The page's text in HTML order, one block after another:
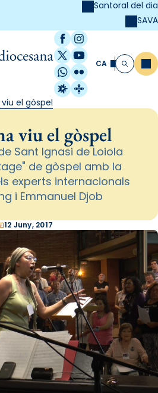
Santoral del dia
SAVA
Facebook
Instagram
X / Twitter
YouTube
WhatsApp
Flickr
Radio Estel
Catalunya
CA Cerca
el gòspel
viu el gòspel
Sant Ignasi de Loiola
de gòspel amb la
experts internacionals
i Emmanuel Djob
12 Juny, 2017